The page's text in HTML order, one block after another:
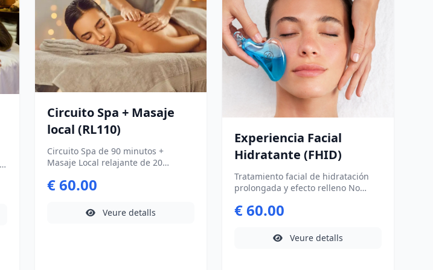
circulatorios e una infusión
drenante en nuestra terraza.
Recibirás dos minitallas de
cosmética exclusiva.
relajarte, aprender y llevarte
conocimientos que podrás aplicar
todos los días.
Circuito Spa + Masaje
local (RL110)
Circuito Spa de 90 minutos +
Masaje Local relajante de 20
packs. No disponible los lunes
€ 60.00
Veure detalls
Experiencia Facial
Hidratante (FHID)
Tratamiento facial de hidratación
prolongada y efecto relleno No
festivos)
€ 60.00
Veure detalls